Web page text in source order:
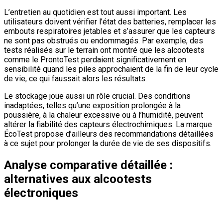
L’entretien au quotidien est tout aussi important. Les
utilisateurs doivent vérifier l’état des batteries, remplacer les
embouts respiratoires jetables et s’assurer que les capteurs
ne sont pas obstrués ou endommagés. Par exemple, des
tests réalisés sur le terrain ont montré que les alcootests
comme le ProntoTest perdaient significativement en
sensibilité quand les piles approchaient de la fin de leur cycle
de vie, ce qui faussait alors les résultats.
Le stockage joue aussi un rôle crucial. Des conditions
inadaptées, telles qu’une exposition prolongée à la
poussière, à la chaleur excessive ou à l’humidité, peuvent
altérer la fiabilité des capteurs électrochimiques. La marque
ÉcoTest propose d’ailleurs des recommandations détaillées
à ce sujet pour prolonger la durée de vie de ses dispositifs.
Analyse comparative détaillée :
alternatives aux alcootests
électroniques